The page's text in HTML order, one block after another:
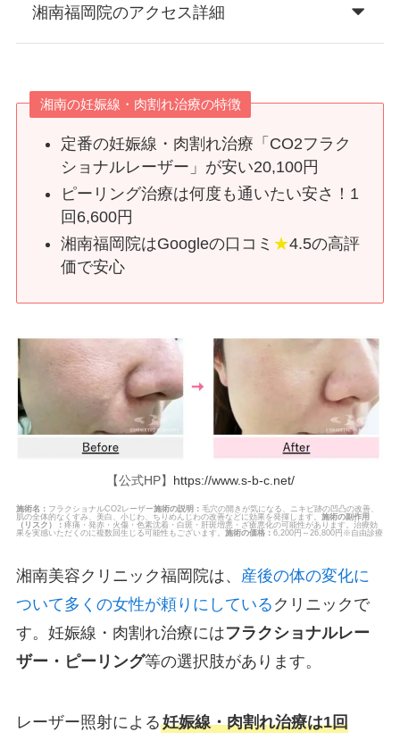
湘南福岡院のアクセス詳細
湘南の妊娠線・肉割れ治療の特徴
定番の妊娠線・肉割れ治療「CO2フラク
ショナルレーザー」が安い20,100円
ピーリング治療は何度も通いたい安さ！1
回6,600円
湘南福岡院はGoogleの口コミ ★4.5の高評
価で安心
【公式HP】 https://www.s-b-c.net/
施術名： フラクショナルCO2レーザー施術の説明： 毛穴の開きが気になる、ニキビ跡の凹凸の改善、
肌の全体的なくすみ、美白、小じわ、ちりめんじわの改善などに効果を発揮します。 施術の副作用
（リスク）： 疼痛・発赤・火傷・色素沈着・白斑・肝斑増悪・ざ瘡悪化の可能性があります。治療効
果を実感いただくのに複数回生じる可能性もございます。 施術の価格： 6,200円～26,800円※自由診療
湘南美容クリニック福岡院は、 産後の体の変化に
ついて多くの女性が頼りにしている クリニックで
す。妊娠線・肉割れ治療にはフラクショナルレー
ザー・ピーリング等の選択肢があります。
レーザー照射による妊娠線・肉割れ治療は1回